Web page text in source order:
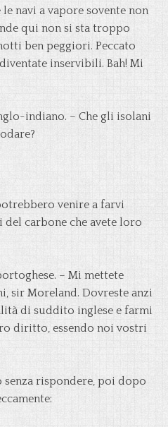
navi a vapore sovente non
qui non si sta troppo
ben peggiori. Peccato
inservibili. Bah! Mi
indiano. – Che gli isolani
venire a farvi
carbone che avete loro
– Mi mettete
sir Moreland. Dovreste anzi
di suddito inglese e farmi
diritto, essendo noi vostri
rispondere, poi dopo